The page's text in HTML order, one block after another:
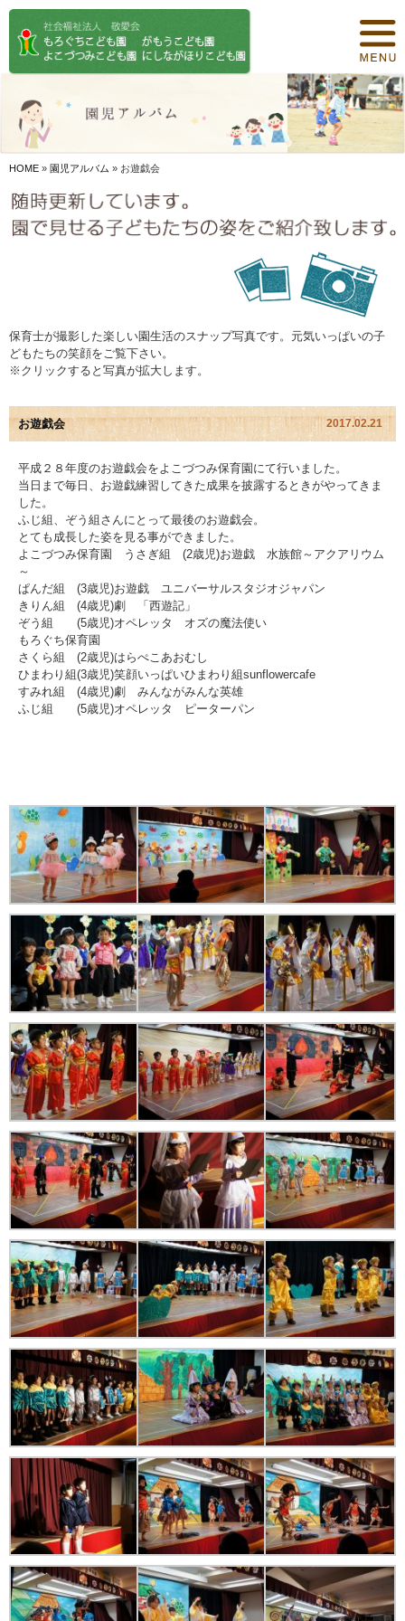
HOME » 園児アルバム » お遊戯会
保育士が撮影した楽しい園生活のスナップ写真です。元気いっぱいの子
どもたちの笑顔をご覧下さい。
※クリックすると写真が拡大します。
お遊戯会 2017.02.21
平成２８年度のお遊戯会をよこづつみ保育園にて行いました。
当日まで毎日、お遊戯練習してきた成果を披露するときがやってきま
した。
ふじ組、ぞう組さんにとって最後のお遊戯会。
とても成長した姿を見る事ができました。
よこづつみ保育園 うさぎ組 (2歳児)お遊戯 水族館～アクアリウム
～
ぱんだ組 (3歳児)お遊戯 ユニバーサルスタジオジャパン
きりん組 (4歳児)劇 「西遊記」
ぞう組 (5歳児)オペレッタ オズの魔法使い
もろぐち保育園
さくら組 (2歳児)はらぺこあおむし
ひまわり組(3歳児)笑顔いっぱいひまわり組sunflowercafe
すみれ組 (4歳児)劇 みんながみんな英雄
ふじ組 (5歳児)オペレッタ ピーターパン
保育について
食事について
オリジナル保育
年間行事
お知らせ
園児アルバム
入園のご案内
採用情報
プライバシーポリシー
ケイアイクラブ
お問い合わせ
苦情解決公表
法人詳細情報
重要事項説明書
第三者評価報告書
園の自己評価公表
防災計画
06-6915-8558